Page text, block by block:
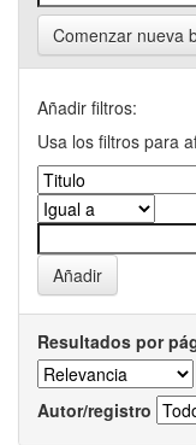
Comenzar nueva
Añadir filtros:
Usa los filtros para
Resultados por
Autor/registro